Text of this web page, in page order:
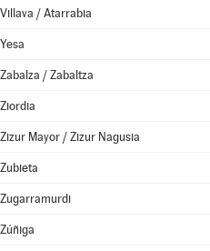
Villava / Atarrabia
Yesa
Zabalza / Zabaltza
Ziordia
Zizur Mayor / Zizur Nagusia
Zubieta
Zugarramurdi
Zúñiga